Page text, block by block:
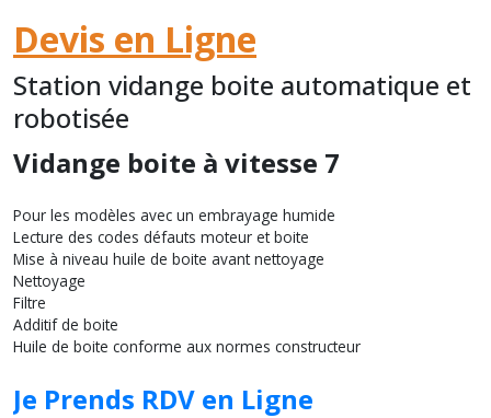
Devis en Ligne
Station vidange boite automatique et
robotisée
Vidange boite à vitesse 7
Pour les modèles avec un embrayage humide
Lecture des codes défauts moteur et boite
Mise à niveau huile de boite avant nettoyage
Nettoyage
Filtre
Additif de boite
Huile de boite conforme aux normes constructeur
Je Prends RDV en Ligne